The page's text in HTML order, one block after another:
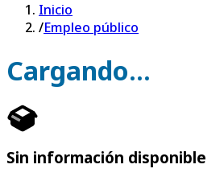
Inicio
/Empleo público
Cargando...
Sin información disponible